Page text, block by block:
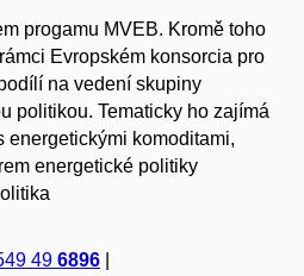
progamu MVEB. Kromě toho
Evropském konsorcia pro
na vedení skupiny
politikou. Tematicky ho zajímá
energetickými komoditami,
energetické politiky
49 6896